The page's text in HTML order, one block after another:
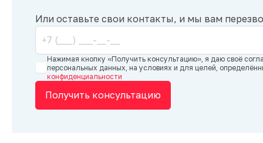
Или оставьте свои контакты, и мы вам
Нажимая кнопку «Получить консультацию», я даю своё
персональных данных, на условиях и для целей,
конфиденциальности
Получить консультацию